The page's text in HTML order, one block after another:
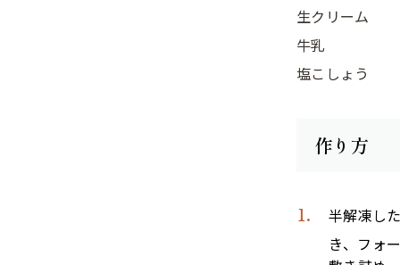
生クリーム
牛乳
塩こしょう
作り方
半解凍し
き、フォ